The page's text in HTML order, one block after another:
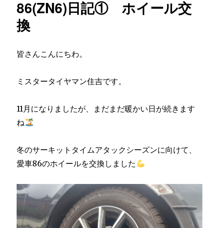
86(ZN6)日記① ホイール交
換
皆さんこんにちわ。
ミスタータイヤマン住吉です。
11月になりましたが、まだまだ暖かい日が続きます
ね
冬のサーキットタイムアタックシーズンに向けて、
愛車86のホイールを交換しました